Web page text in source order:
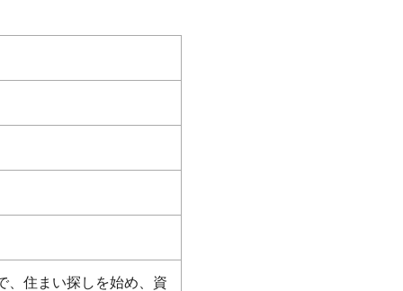
、住まい探しを始め、資